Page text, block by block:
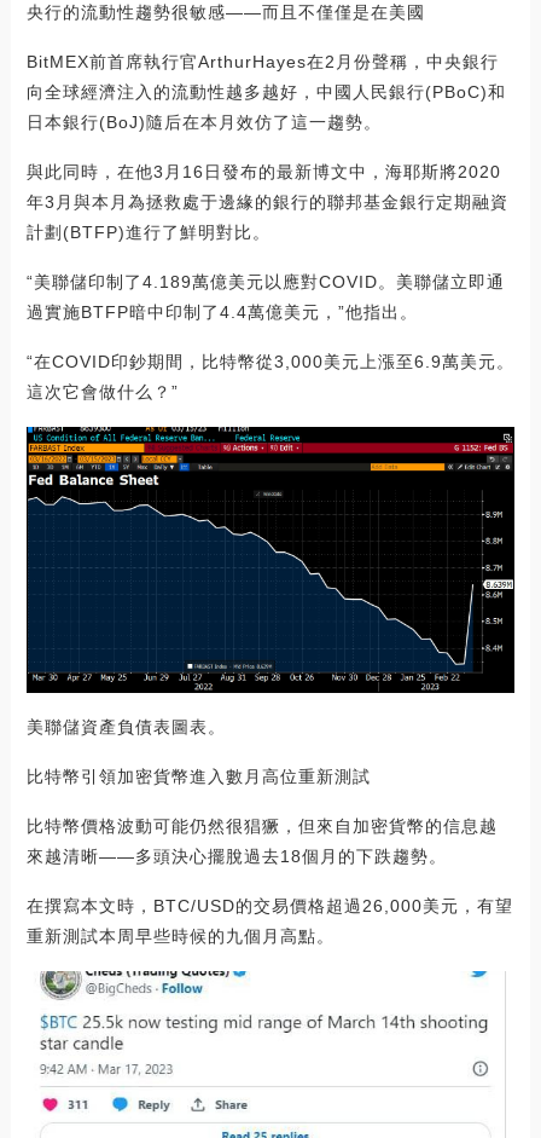
央行的流動性趨勢很敏感——而且不僅僅是在美國
BitMEX前首席執行官ArthurHayes在2月份聲稱，中央銀行
向全球經濟注入的流動性越多越好，中國人民銀行(PBoC)和
日本銀行(BoJ)隨后在本月效仿了這一趨勢。
與此同時，在他3月16日發布的最新博文中，海耶斯將2020
年3月與本月為拯救處于邊緣的銀行的聯邦基金銀行定期融資
計劃(BTFP)進行了鮮明對比。
“美聯儲印制了4.189萬億美元以應對COVID。美聯儲立即通
過實施BTFP暗中印制了4.4萬億美元，”他指出。
“在COVID印鈔期間，比特幣從3,000美元上漲至6.9萬美元。
這次它會做什么？”
美聯儲資產負債表圖表。
比特幣引領加密貨幣進入數月高位重新測試
比特幣價格波動可能仍然很猖獗，但來自加密貨幣的信息越
來越清晰——多頭決心擺脫過去18個月的下跌趨勢。
在撰寫本文時，BTC/USD的交易價格超過26,000美元，有望
重新測試本周早些時候的九個月高點。